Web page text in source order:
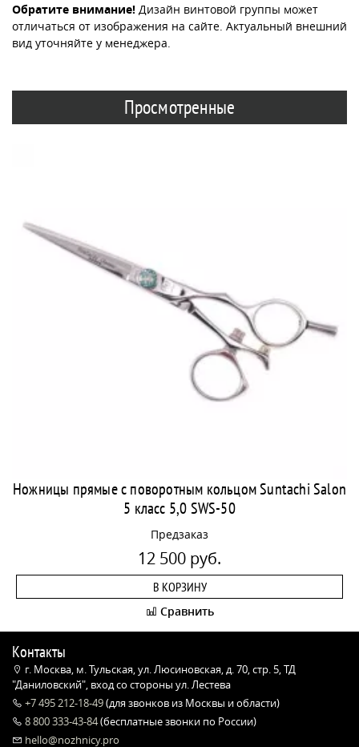
Обратите внимание! Дизайн винтовой группы может
отличаться от изображения на сайте. Актуальный внешний
вид уточняйте у менеджера.
Просмотренные
Ножницы прямые с поворотным кольцом Suntachi Salon
5 класс 5,0 SWS-50
Предзаказ
12 500 руб.
В КОРЗИНУ
Сравнить
Контакты
г. Москва, м. Тульская, ул. Люсиновская, д. 70, стр. 5, ТД
"Даниловский", вход со стороны ул. Лестева
+7 495 212-18-49(для звонков из Москвы и области)
8 800 333-43-84(бесплатные звонки по России)
hello@nozhnicy.pro